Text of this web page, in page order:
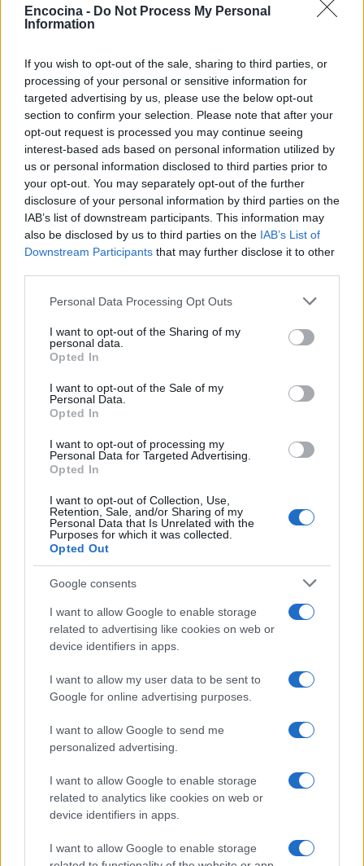
Encocina - Do Not Process My Personal
Information
If you wish to opt-out of the sale, sharing to third parties, or
processing of your personal or sensitive information for
targeted advertising by us, please use the below opt-out
section to confirm your selection. Please note that after your
opt-out request is processed you may continue seeing
interest-based ads based on personal information utilized by
us or personal information disclosed to third parties prior to
your opt-out. You may separately opt-out of the further
disclosure of your personal information by third parties on the
IAB’s list of downstream participants. This information may
also be disclosed by us to third parties on the IAB’s List of
Downstream Participants that may further disclose it to other
Please note that this website/app uses one or more Google
not limited to your visit or usage behaviour. You may click to
grant or deny consent to Google and its third-party tags to
use your data for below specified purposes in below Google
consent section.
Personal Data Processing Opt Outs
I want to opt-out of the Sharing of my
personal data.
Opted In
I want to opt-out of the Sale of my
Personal Data.
Opted In
I want to opt-out of processing my
Personal Data for Targeted Advertising.
Opted In
I want to opt-out of Collection, Use,
Retention, Sale, and/or Sharing of my
Personal Data that Is Unrelated with the
Purposes for which it was collected.
Opted Out
Google consents
I want to allow Google to enable storage
related to advertising like cookies on web or
device identifiers in apps.
I want to allow my user data to be sent to
Google for online advertising purposes.
I want to allow Google to send me
personalized advertising.
I want to allow Google to enable storage
related to analytics like cookies on web or
device identifiers in apps.
I want to allow Google to enable storage
Sigue leyendo
Medidas, iluminación y almacenamiento para una isla
de cocina funcional
CONSEJOS DE COCINA